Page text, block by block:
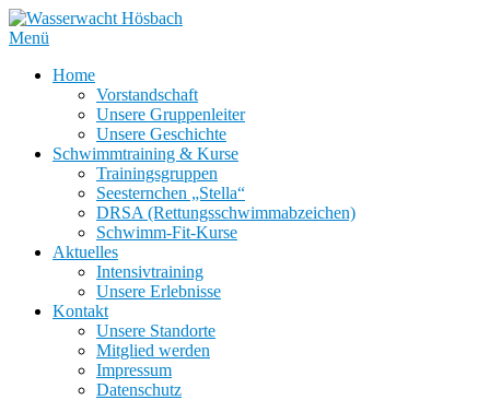
Zum
Inhalt
Menü
Home
Vorstandschaft
Unsere Gruppenleiter
Unsere Geschichte
Schwimmtraining & Kurse
Trainingsgruppen
Seesternchen „Stella“
DRSA (Rettungsschwimmabzeichen)
Schwimm-Fit-Kurse
Aktuelles
Intensivtraining
Unsere Erlebnisse
Kontakt
Unsere Standorte
Mitglied werden
Impressum
Datenschutz